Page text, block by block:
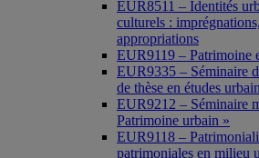
EUR8511 – Identités
culturels :
appropriations
EUR9119 – Patrimoine
EUR9335 – Séminaire
de thèse en études
EUR9212 – Séminaire
Patrimoine urbain »
EUR9118 –
patrimoniales en milieu